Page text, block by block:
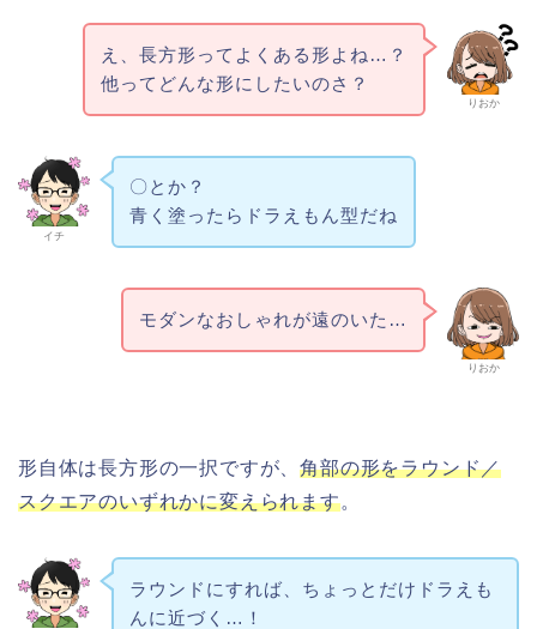
りおか
え、長方形ってよくある形よね…？
他ってどんな形にしたいのさ？
イチ
〇とか？
青く塗ったらドラえもん型だね
りおか
モダンなおしゃれが遠のいた…
形自体は長方形の一択ですが、角部の形をラウンド／
スクエアのいずれかに変えられます。
ラウンドにすれば、ちょっとだけドラえも
んに近づく…！